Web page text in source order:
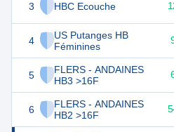
3 HBC Ecouche
4
US Putanges HB
Féminines
5
FLERS - ANDAINES
HB3 >16F
6
FLERS - ANDAINES
HB2 >16F
34
29
27 5